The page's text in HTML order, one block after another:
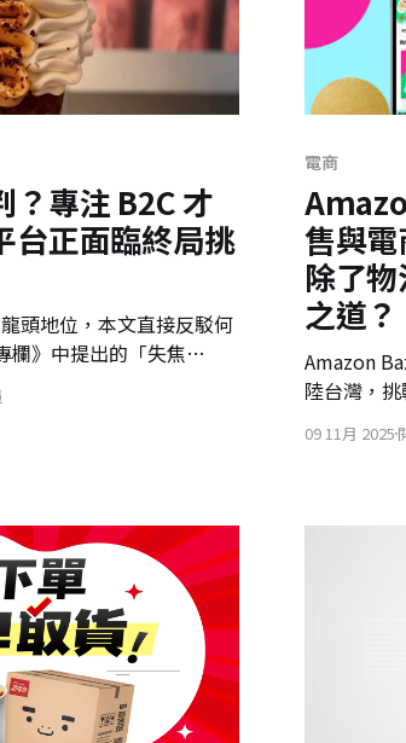
？專注 B2C 才
台正面臨終局挑
頭地位，本文直接反駁何
欄》中提出的「失焦
因不在於戰線分散，而在
及商品結構被 momo 全
下，開店平台才是真正面
電商
售與電
除了
之道？
Amazon
陸台灣，
Bazaar 的
並探討本土
09 11月 2025